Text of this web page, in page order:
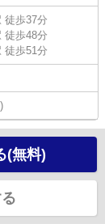
徒歩37分
徒歩48分
徒歩51分
(無料)